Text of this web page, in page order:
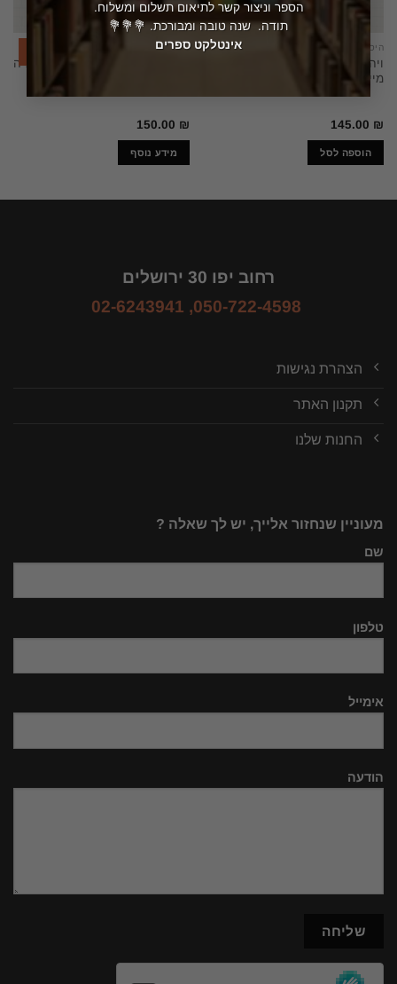
הספר וניצור קשר לתיאום תשלום ומשלוח.
תודה. שנה טובה ומבורכת. 💐💐💐
אינטלקט ספרים
היסטוריה
ויהי בימי שלוט השופטים יואש
מייזלר
145.00 ₪
הוספה לסל
יהדות
כתאב ארלסאיל ספר אגרות הרמ"ה
הפולמוס על ספרי הרמב"ם
150.00 ₪
מידע נוסף
רחוב יפו 30 ירושלים
050-722-4598
,
02-6243941
הצהרת נגישות
תקנון האתר
החנות שלנו
מעוניין שנחזור אלייך, יש לך שאלה ?
שם
טלפון
אימייל
הודעה